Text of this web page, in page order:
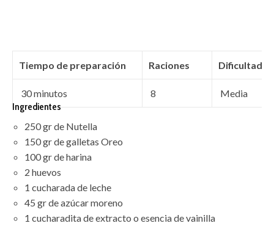
Tiempo de preparación Raciones Dificultad
30 minutos 8
Media
Ingredientes
250 gr de Nutella
150 gr de galletas Oreo
100 gr de harina
2 huevos
1 cucharada de leche
45 gr de azúcar moreno
1 cucharadita de extracto o esencia de vainilla